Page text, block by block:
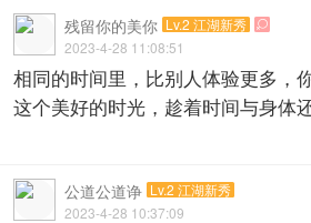
残留你的美你 Lv.2 江湖新秀 
2023-4-28 11:08:51
相同的时间里，比别人体验更多，
这个美好的时光，趁着时间与身体
公道公道诤 Lv.2 江湖新秀
2023-4-28 10:37:09